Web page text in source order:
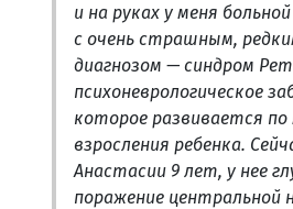
и на руках у меня
с очень страшным,
диагнозом — синдром
психоневрологическое
которое развивается по
взросления ребенка.
Анастасии 9 лет, у нее
поражение центральной